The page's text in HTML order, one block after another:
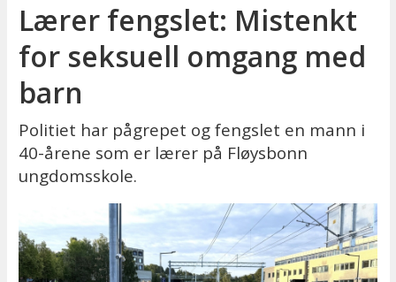
Lærer fengslet: Mistenkt
for seksuell omgang med
barn
Politiet har pågrepet og fengslet en mann i
40-årene som er lærer på Fløysbonn
ungdomsskole.